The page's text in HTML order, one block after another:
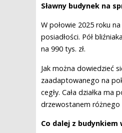
Sławny budynek na
W połowie 2025 roku
posiadłości. Pół
na 990 tys. zł.
Jak można dowiedzieć
zaadaptowanego na
cegły. Cała działka
drzewostanem różnego
Co dalej z budynkiem